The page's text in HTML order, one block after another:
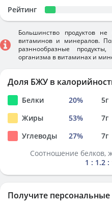
Рейтинг
Большинство продуктов
витаминов и минералов.
разннообразные
организма в витаминах и
Доля БЖУ в
Белки 20% 5г
Жиры
53% 7г
Углеводы
27% 7г
Соотношение белков,
1 : 1.2 :
Получите